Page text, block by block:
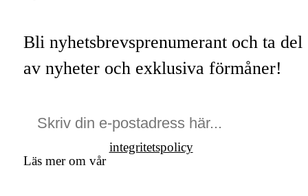
Bli nyhetsbrevsprenumerant och ta del
av nyheter och exklusiva förmåner!
Läs mer om vår
integritetspolicy